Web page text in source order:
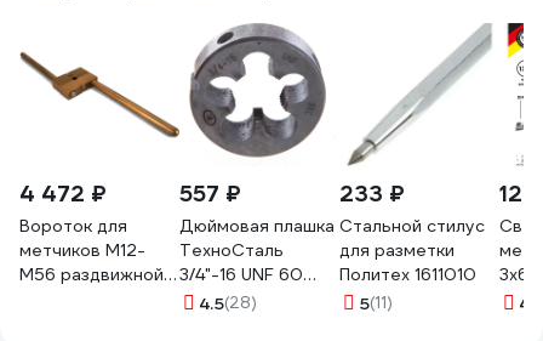
4 472 ₽
Вороток для
метчиков М12-
М56 раздвижной
557 ₽
Дюймовая плашка
ТехноСталь
3/4"-16 UNF 60
9ХС t254067
4.5(28)
233 ₽
Стальной стилус
для разметки
Политех 1611010
5(11) 4.7